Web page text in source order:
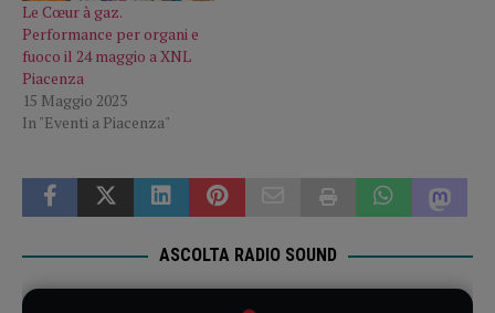
Le Cœur à gaz.
Performance per organi e
fuoco il 24 maggio a XNL
Piacenza
15 Maggio 2023
In "Eventi a Piacenza"
ASCOLTA RADIO SOUND